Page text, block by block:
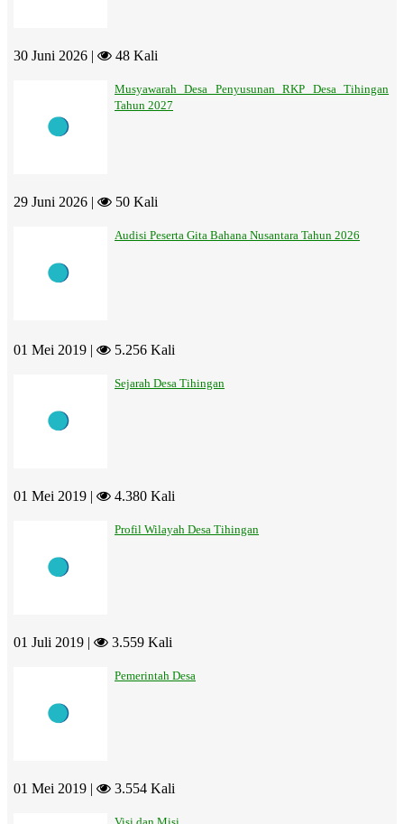
30 Juni 2026 | 48 Kali
Musyawarah Desa Penyusunan RKP Desa Tihingan
Tahun 2027
29 Juni 2026 | 50 Kali
Audisi Peserta Gita Bahana Nusantara Tahun 2026
01 Mei 2019 | 5.256 Kali
Sejarah Desa Tihingan
01 Mei 2019 | 4.380 Kali
Profil Wilayah Desa Tihingan
01 Juli 2019 | 3.559 Kali
Pemerintah Desa
01 Mei 2019 | 3.554 Kali